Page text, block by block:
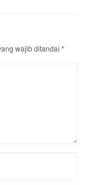
wajib ditandai *